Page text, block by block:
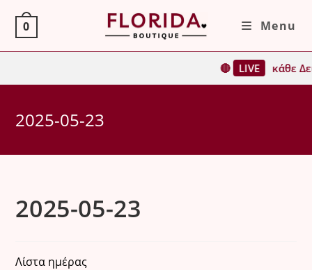
content
0 Menu
🔴 LIVE κάθε
2025-05-23
2025-05-23
Λίστα ημέρας